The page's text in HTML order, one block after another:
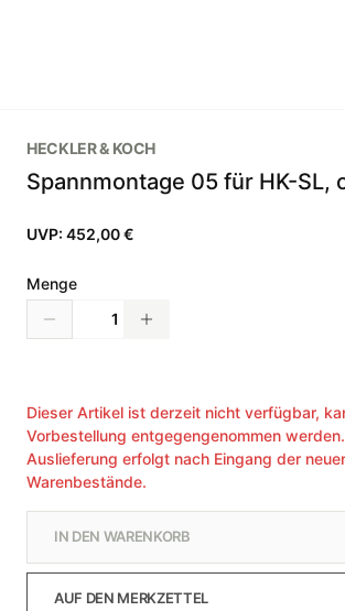
HECKLER & KOCH
Spannmontage 05 für HK-SL,
UVP: 452,00 €
Menge
Dieser Artikel ist derzeit nicht verfügbar,
Vorbestellung entgegengenommen
Auslieferung erfolgt nach Eingang der
Warenbestände.
IN DEN WARENKORB
AUF DEN MERKZETTEL